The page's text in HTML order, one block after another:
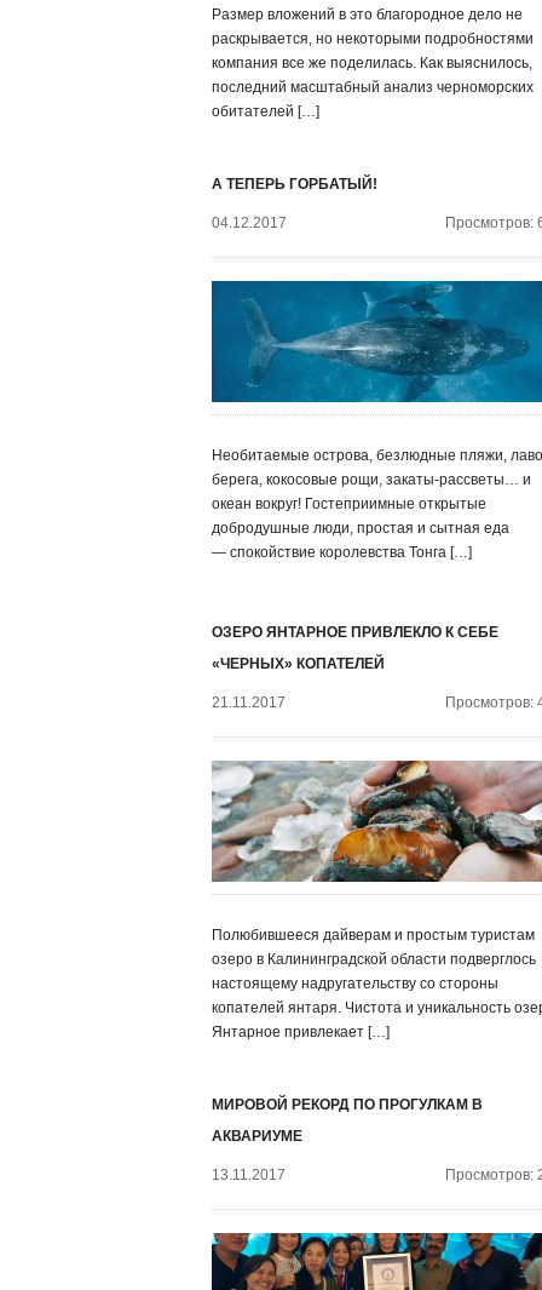
Размер вложений в это благородное дело не
раскрывается, но некоторыми подробностями
компания все же поделилась. Как выяснилось,
последний масштабный анализ черноморских
обитателей […]
А ТЕПЕРЬ ГОРБАТЫЙ!
04.12.2017 Просмотров:
Необитаемые острова, безлюдные пляжи,
берега, кокосовые рощи, закаты-рассветы… и
океан вокруг! Гостеприимные открытые
добродушные люди, простая и сытная еда
— спокойствие королевства Тонга […]
ОЗЕРО ЯНТАРНОЕ ПРИВЛЕКЛО К СЕБЕ
«ЧЕРНЫХ» КОПАТЕЛЕЙ
21.11.2017 Просмотров:
Полюбившееся дайверам и простым туристам
озеро в Калининградской области подверглось
настоящему надругательству со стороны
копателей янтаря. Чистота и уникальность
Янтарное привлекает […]
МИРОВОЙ РЕКОРД ПО ПРОГУЛКАМ В
АКВАРИУМЕ
13.11.2017 Просмотров: